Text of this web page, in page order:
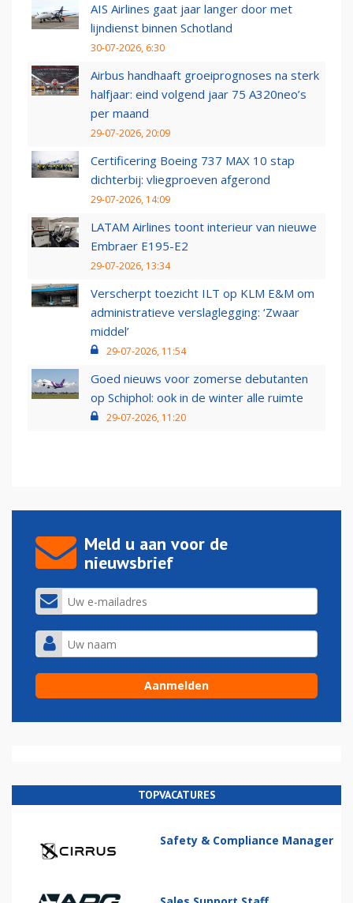
AIS Airlines gaat jaar langer door met
lijndienst binnen Schotland
30-07-2026, 6:30
Airbus handhaaft groeiprognoses na sterk
halfjaar: eind volgend jaar 75 A320neo’s
per maand
29-07-2026, 20:09
Certificering Boeing 737 MAX 10 stap
dichterbij: vliegproeven afgerond
29-07-2026, 14:09
LATAM Airlines toont interieur van nieuwe
Embraer E195-E2
29-07-2026, 13:34
Verscherpt toezicht ILT op KLM E&M om
administratieve verslaglegging: ‘Zwaar
middel’
29-07-2026, 11:54
Goed nieuws voor zomerse debutanten
op Schiphol: ook in de winter alle ruimte
29-07-2026, 11:20
Meld u aan voor de
nieuwsbrief
TOPVACATURES
Safety & Compliance Manager